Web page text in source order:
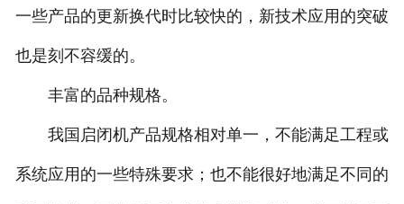
一些产品的更新换代时比较快的，新技术应用的突破
也是刻不容缓的。
丰富的品种规格。
我国启闭机产品规格相对单一，不能满足工程或
系统应用的一些特殊要求；也不能很好地满足不同的